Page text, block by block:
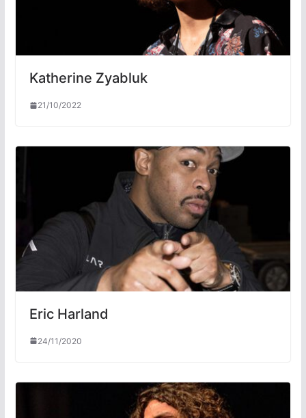
Katherine Zyabluk
21/10/2022
Eric Harland
24/11/2020